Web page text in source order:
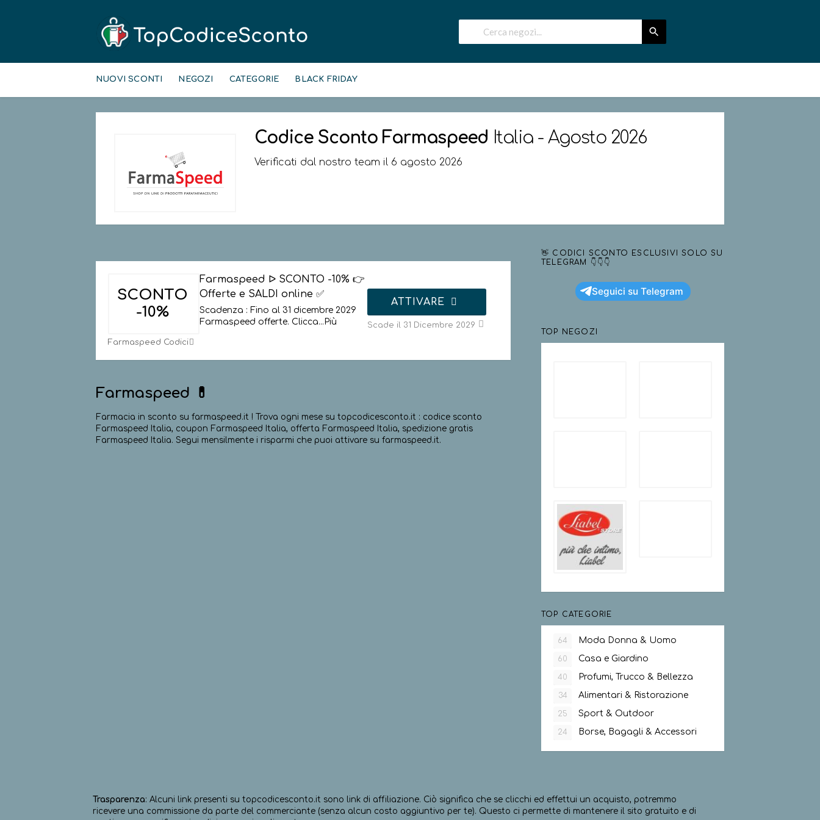
to
NUOVI SCONTI NEGOZI CATEGORIE BLACK FRIDAY
Codice Sconto Farmaspeed Italia - Agosto 2026
Verificati dal nostro team il 6 agosto 2026
SCONTO
-10%
Farmaspeed Codici
Farmaspeed ᐅ SCONTO -10% 👉
Offerte e SALDI online ✅
Scadenza : Fino al 31 dicembre 2029
Farmaspeed offerte. Clicca... Più
ATTIVARE
Scade il 31 Dicembre 2029
Farmaspeed 💊
Farmacia in sconto su farmaspeed.it ! Trova ogni mese su topcodicesconto.it : codice sconto
Farmaspeed Italia, coupon Farmaspeed Italia, offerta Farmaspeed Italia, spedizione gratis
Farmaspeed Italia. Segui mensilmente i risparmi che puoi attivare su farmaspeed.it.
👋 CODICI SCONTO ESCLUSIVI SOLO SU
TELEGRAM 👇👇👇
Seguici su Telegram
TOP NEGOZI
TOP CATEGORIE
64 Moda Donna & Uomo
60 Casa e Giardino
40 Profumi, Trucco & Bellezza
34 Alimentari & Ristorazione
25 Sport & Outdoor
24 Borse, Bagagli & Accessori
Trasparenza: Alcuni link presenti su topcodicesconto.it sono link di affiliazione. Ciò significa che se clicchi ed effettui un acquisto, potremmo
ricevere una commissione da parte del commerciante (senza alcun costo aggiuntivo per te). Questo ci permette di mantenere il sito gratuito e di